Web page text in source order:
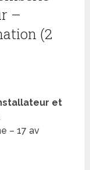
–
(2
et
– 17 av